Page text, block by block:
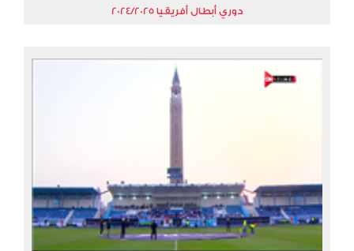
دوري أبطال أفريقيا 2024/2025